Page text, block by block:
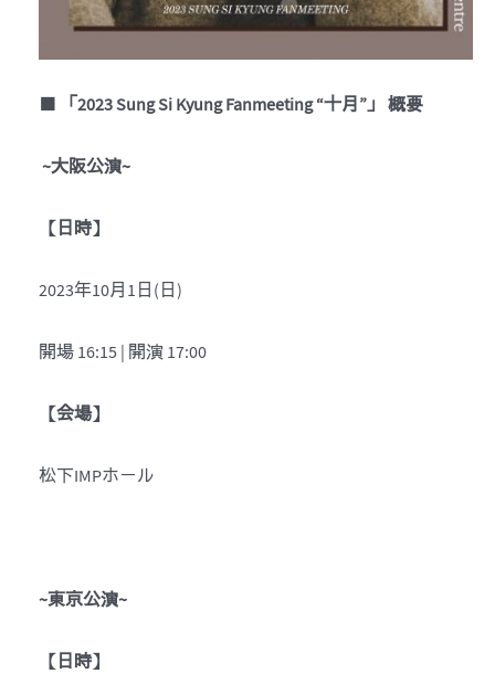
「2023 Sung Si Kyung Fanmeeting “十月”」 概要
~大阪公演~
【 日時】
2023年10月1日(日)
開場 16:15 | 開演 17:00
【会場】
松下IMPホール
~東京公演~
【 日時】